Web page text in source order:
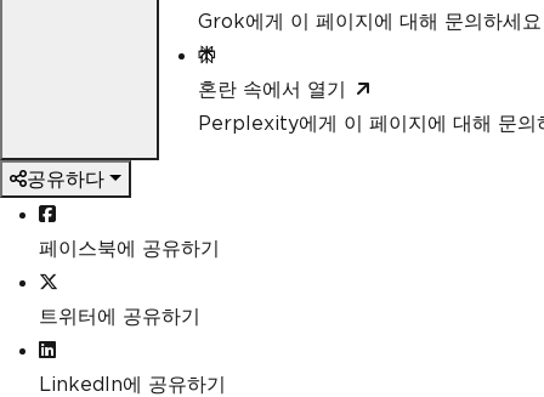
Grok에게 이 페이지에 대해 문의하세요
혼란 속에서 열기
Perplexity에게 이 페이지에 대해 문의
공유하다
페이스북에 공유하기
트위터에 공유하기
LinkedIn에 공유하기